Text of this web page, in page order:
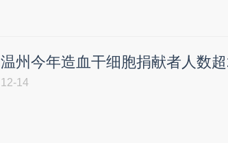
温州今年造血干细胞捐献者人数
12-14